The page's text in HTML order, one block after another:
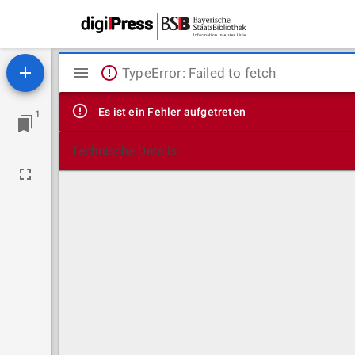
1
Mirador
Viewer
TypeError: Failed to fetch
Es ist ein Fehler aufgetreten
Technische Details